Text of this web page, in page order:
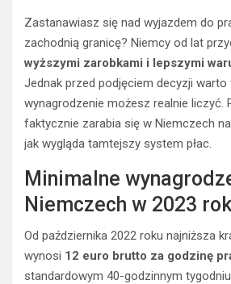
Zastanawiasz się nad wyjazdem do
zachodnią granicę? Niemcy od lat
wyższymi zarobkami i lepszymi
Jednak przed podjęciem decyzji warto
wynagrodzenie możesz realnie liczyć.
faktycznie zarabia się w Niemczech
jak wygląda tamtejszy system płac.
Minimalne
Niemczech w 2023
Od października 2022 roku najniższa
wynosi 12 euro brutto za godzinę
standardowym 40-godzinnym